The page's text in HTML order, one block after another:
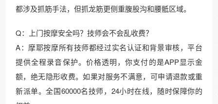
都涉及抓筋手法，但抓龙筋更侧重腹股沟和腰骶区域。
Q：上门按摩安全吗？技师会不会乱收费？
A：摩耶按摩所有技师都经过实名认证和背景审核，平台
提供全程录音保护。价格透明，你支付的是APP显示金
额，绝无隐形收费。如果对服务不满意，可申请退款或重
新派单。全国60000名技师，24小时在线，随时保障你的